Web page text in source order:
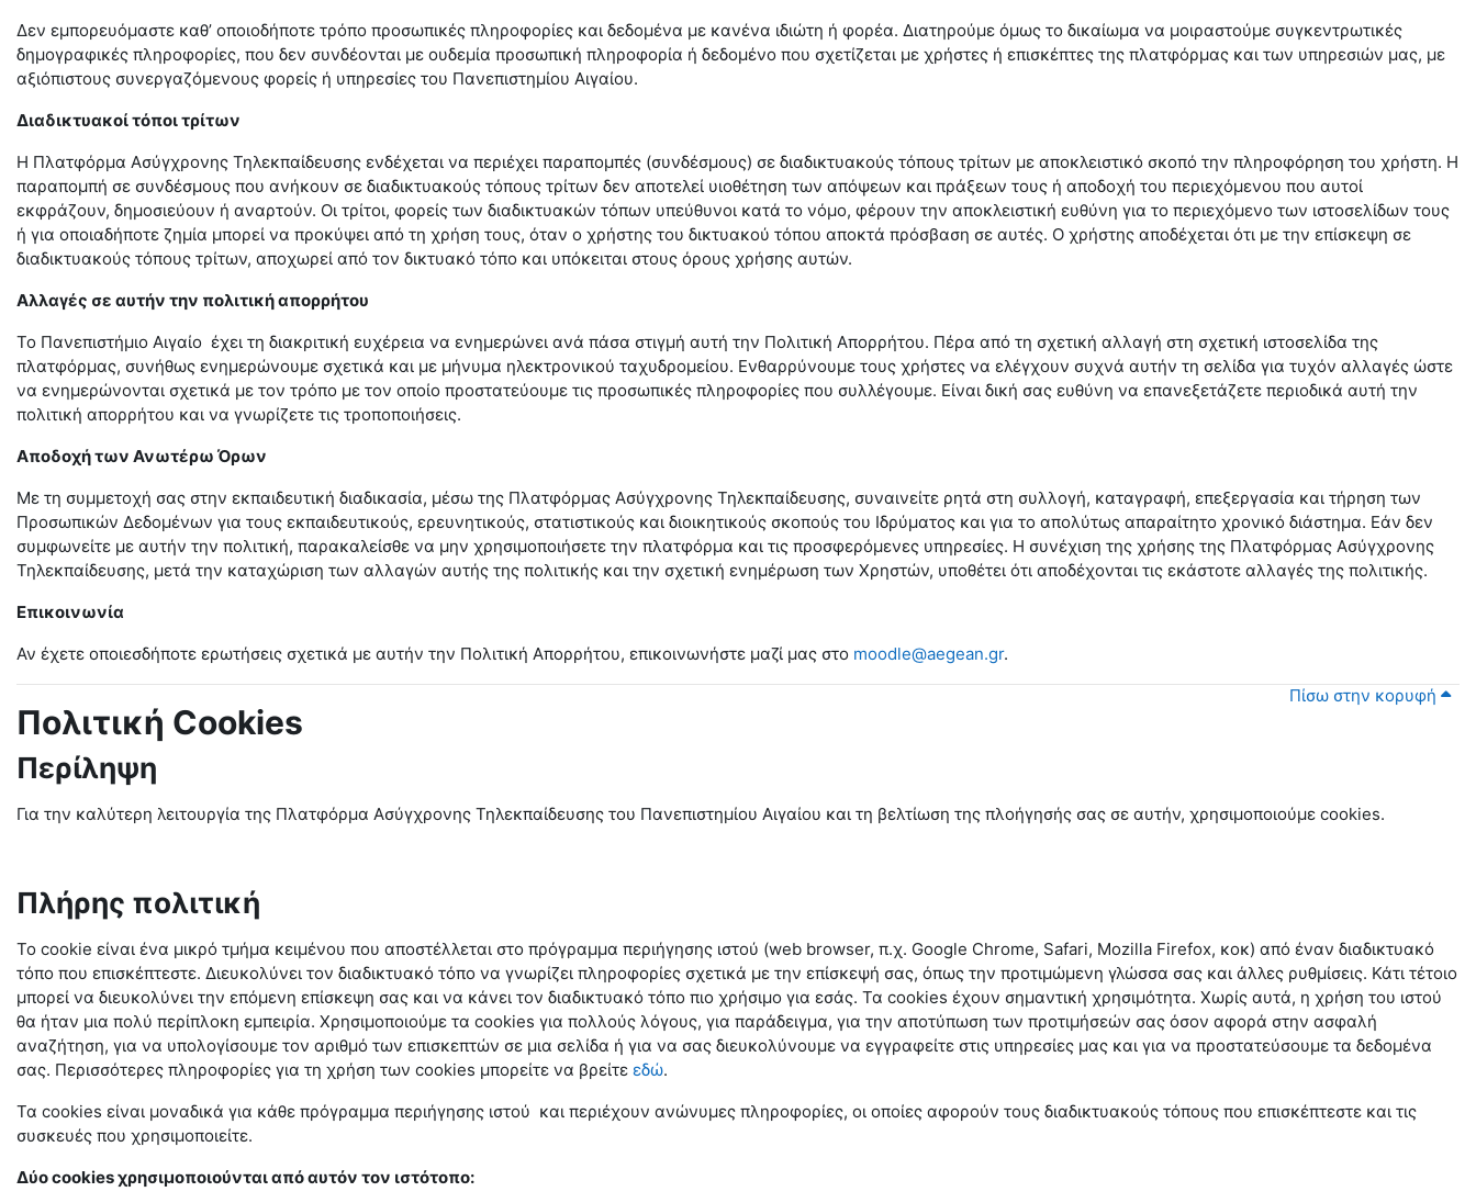
Δεν εμπορευόμαστε καθ’ οποιοδήποτε τρόπο προσωπικές πληροφορίες και δεδομένα με κανένα ιδιώτη ή φορέα. Διατηρούμε όμως το δικαίωμα να μοιραστούμε συγκεντρωτικές
δημογραφικές πληροφορίες, που δεν συνδέονται με ουδεμία προσωπική πληροφορία ή δεδομένο που σχετίζεται με χρήστες ή επισκέπτες της πλατφόρμας και των υπηρεσιών μας, με
αξιόπιστους συνεργαζόμενους φορείς ή υπηρεσίες του Πανεπιστημίου Αιγαίου.
Διαδικτυακοί τόποι τρίτων
H Πλατφόρμα Ασύγχρονης Τηλεκπαίδευσης ενδέχεται να περιέχει παραπομπές (συνδέσμους) σε διαδικτυακούς τόπους τρίτων με αποκλειστικό σκοπό την πληροφόρηση του χρήστη. Η
παραπομπή σε συνδέσμους που ανήκουν σε διαδικτυακούς τόπους τρίτων δεν αποτελεί υιοθέτηση των απόψεων και πράξεων τους ή αποδοχή του περιεχόμενου που αυτοί
εκφράζουν, δημοσιεύουν ή αναρτούν. Οι τρίτοι, φορείς των διαδικτυακών τόπων υπεύθυνοι κατά το νόμο, φέρουν την αποκλειστική ευθύνη για το περιεχόμενο των ιστοσελίδων τους
ή για οποιαδήποτε ζημία μπορεί να προκύψει από τη χρήση τους, όταν ο χρήστης του δικτυακού τόπου αποκτά πρόσβαση σε αυτές. Ο χρήστης αποδέχεται ότι με την επίσκεψη σε
διαδικτυακούς τόπους τρίτων, αποχωρεί από τον δικτυακό τόπο και υπόκειται στους όρους χρήσης αυτών.
Αλλαγές σε αυτήν την πολιτική απορρήτου
Το Πανεπιστήμιο Αιγαίο έχει τη διακριτική ευχέρεια να ενημερώνει ανά πάσα στιγμή αυτή την Πολιτική Απορρήτου. Πέρα από τη σχετική αλλαγή στη σχετική ιστοσελίδα της
πλατφόρμας, συνήθως ενημερώνουμε σχετικά και με μήνυμα ηλεκτρονικού ταχυδρομείου. Ενθαρρύνουμε τους χρήστες να ελέγχουν συχνά αυτήν τη σελίδα για τυχόν αλλαγές ώστε
να ενημερώνονται σχετικά με τον τρόπο με τον οποίο προστατεύουμε τις προσωπικές πληροφορίες που συλλέγουμε. Είναι δική σας ευθύνη να επανεξετάζετε περιοδικά αυτή την
πολιτική απορρήτου και να γνωρίζετε τις τροποποιήσεις.
Αποδοχή των Ανωτέρω Όρων
Με τη συμμετοχή σας στην εκπαιδευτική διαδικασία, μέσω της Πλατφόρμας Ασύγχρονης Τηλεκπαίδευσης, συναινείτε ρητά στη συλλογή, καταγραφή, επεξεργασία και τήρηση των
Προσωπικών Δεδομένων για τους εκπαιδευτικούς, ερευνητικούς, στατιστικούς και διοικητικούς σκοπούς του Ιδρύματος και για το απολύτως απαραίτητο χρονικό διάστημα. Εάν δεν
συμφωνείτε με αυτήν την πολιτική, παρακαλείσθε να μην χρησιμοποιήσετε την πλατφόρμα και τις προσφερόμενες υπηρεσίες. Η συνέχιση της χρήσης της Πλατφόρμας Ασύγχρονης
Τηλεκπαίδευσης, μετά την καταχώριση των αλλαγών αυτής της πολιτικής και την σχετική ενημέρωση των Χρηστών, υποθέτει ότι αποδέχονται τις εκάστοτε αλλαγές της πολιτικής.
Επικοινωνία
Αν έχετε οποιεσδήποτε ερωτήσεις σχετικά με αυτήν την Πολιτική Απορρήτου, επικοινωνήστε μαζί μας στο moodle@aegean.gr.
Πίσω στην κορυφή
Πολιτική Cookies
Περίληψη
Για την καλύτερη λειτουργία της Πλατφόρμα Ασύγχρονης Τηλεκπαίδευσης του Πανεπιστημίου Αιγαίου και τη βελτίωση της πλοήγησής σας σε αυτήν, χρησιμοποιούμε cookies.
Πλήρης πολιτική
Το cookie είναι ένα μικρό τμήμα κειμένου που αποστέλλεται στο πρόγραμμα περιήγησης ιστού (web browser, π.χ. Google Chrome, Safari, Mozilla Firefox, κοκ) από έναν διαδικτυακό
τόπο που επισκέπτεστε. Διευκολύνει τον διαδικτυακό τόπο να γνωρίζει πληροφορίες σχετικά με την επίσκεψή σας, όπως την προτιμώμενη γλώσσα σας και άλλες ρυθμίσεις. Κάτι τέτοιο
μπορεί να διευκολύνει την επόμενη επίσκεψη σας και να κάνει τον διαδικτυακό τόπο πιο χρήσιμο για εσάς. Τα cookies έχουν σημαντική χρησιμότητα. Χωρίς αυτά, η χρήση του ιστού
θα ήταν μια πολύ περίπλοκη εμπειρία. Χρησιμοποιούμε τα cookies για πολλούς λόγους, για παράδειγμα, για την αποτύπωση των προτιμήσεών σας όσον αφορά στην ασφαλή
αναζήτηση, για να υπολογίσουμε τον αριθμό των επισκεπτών σε μια σελίδα ή για να σας διευκολύνουμε να εγγραφείτε στις υπηρεσίες μας και για να προστατεύσουμε τα δεδομένα
σας. Περισσότερες πληροφορίες για τη χρήση των cookies μπορείτε να βρείτε εδώ.
Τα cookies είναι μοναδικά για κάθε πρόγραμμα περιήγησης ιστού και περιέχουν ανώνυμες πληροφορίες, οι οποίες αφορούν τους διαδικτυακούς τόπους που επισκέπτεστε και τις
συσκευές που χρησιμοποιείτε.
Δύο cookies χρησιμοποιούνται από αυτόν τον ιστότοπο: